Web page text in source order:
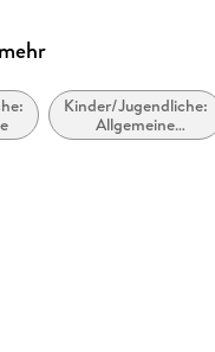
Kinder/Jugendliche:
Allgemeine
Interessen: